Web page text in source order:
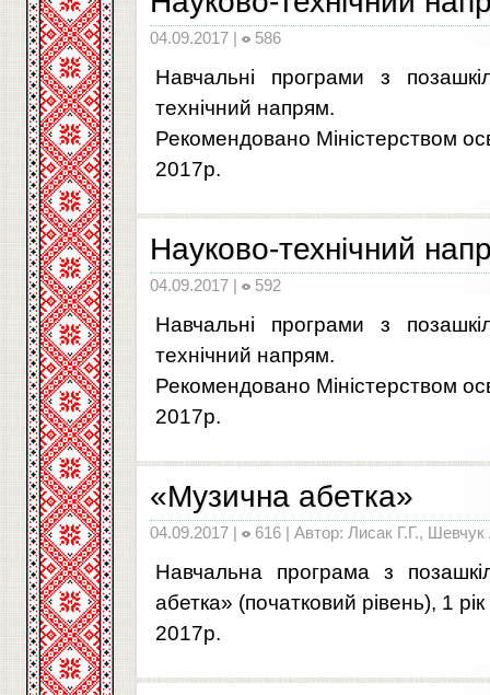
04.09.2017 | 586
Навчальні програми з
технічний напрям.
Рекомендовано Міністерством
2017р.
Науково-технічний
04.09.2017 | 592
Навчальні програми з
технічний напрям.
Рекомендовано Міністерством
2017р.
«Музична абетка»
04.09.2017 | 616 | Автор: Лисак Г.Г.,
Навчальна програма з
абетка» (початковий рівень), 1
2017р.